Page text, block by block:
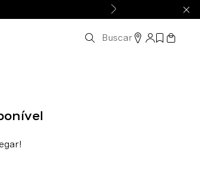
Buscar